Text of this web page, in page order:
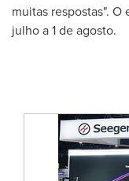
muitas respostas".
julho a 1 de agosto.